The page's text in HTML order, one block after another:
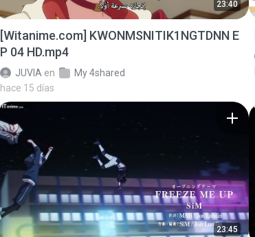
23:40
[Witanime.com] KWONMSNITIK1NGTDNN E
P 04 HD.mp4
JUVIA en
My 4shared
hace 15 días
23:45